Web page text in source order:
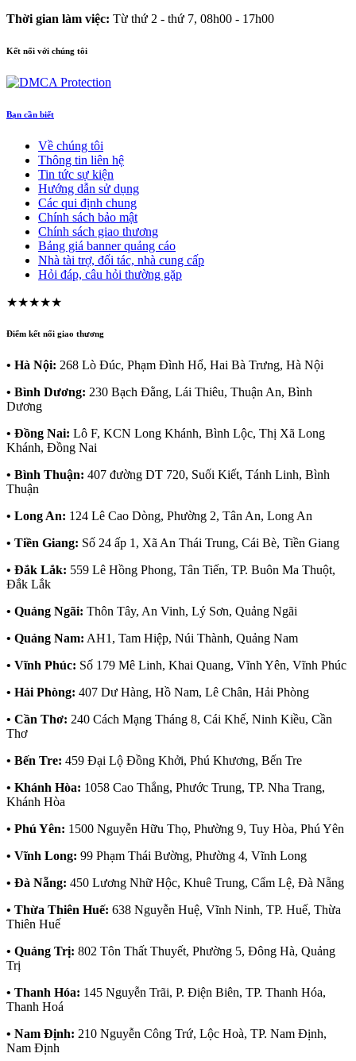
Thời gian làm việc: Từ thứ 2 - thứ 7, 08h00 - 17h00
Kết nối với chúng tôi
Bạn cần biết
Về chúng tôi
Thông tin liên hệ
Tin tức sự kiện
Hướng dẫn sử dụng
Các qui định chung
Chính sách bảo mật
Chính sách giao thương
Bảng giá banner quảng cáo
Nhà tài trợ, đối tác, nhà cung cấp
Hỏi đáp, câu hỏi thường gặp
★★★★★
Điểm kết nối giao thương
• Hà Nội: 268 Lò Đúc, Phạm Đình Hổ, Hai Bà Trưng, Hà Nội
• Bình Dương: 230 Bạch Đằng, Lái Thiêu, Thuận An, Bình
Dương
• Đồng Nai: Lô F, KCN Long Khánh, Bình Lộc, Thị Xã Long
Khánh, Đồng Nai
• Bình Thuận: 407 đường DT 720, Suối Kiết, Tánh Linh, Bình
Thuận
• Long An: 124 Lê Cao Dòng, Phường 2, Tân An, Long An
• Tiền Giang: Số 24 ấp 1, Xã An Thái Trung, Cái Bè, Tiền Giang
• Đắk Lắk: 559 Lê Hồng Phong, Tân Tiến, TP. Buôn Ma Thuột,
Đắk Lắk
• Quảng Ngãi: Thôn Tây, An Vinh, Lý Sơn, Quảng Ngãi
• Quảng Nam: AH1, Tam Hiệp, Núi Thành, Quảng Nam
• Vĩnh Phúc: Số 179 Mê Linh, Khai Quang, Vĩnh Yên, Vĩnh Phúc
• Hải Phòng: 407 Dư Hàng, Hồ Nam, Lê Chân, Hải Phòng
• Cần Thơ: 240 Cách Mạng Tháng 8, Cái Khế, Ninh Kiều, Cần
Thơ
• Bến Tre: 459 Đại Lộ Đồng Khởi, Phú Khương, Bến Tre
• Khánh Hòa: 1058 Cao Thắng, Phước Trung, TP. Nha Trang,
Khánh Hòa
• Phú Yên: 1500 Nguyễn Hữu Thọ, Phường 9, Tuy Hòa, Phú Yên
• Vĩnh Long: 99 Phạm Thái Bường, Phường 4, Vĩnh Long
• Đà Nẵng: 450 Lương Nhữ Hộc, Khuê Trung, Cẩm Lệ, Đà Nẵng
• Thừa Thiên Huế: 638 Nguyễn Huệ, Vĩnh Ninh, TP. Huế, Thừa
Thiên Huế
• Quảng Trị: 802 Tôn Thất Thuyết, Phường 5, Đông Hà, Quảng
Trị
• Thanh Hóa: 145 Nguyễn Trãi, P. Điện Biên, TP. Thanh Hóa,
Thanh Hoá
• Nam Định: 210 Nguyễn Công Trứ, Lộc Hoà, TP. Nam Định,
Nam Định